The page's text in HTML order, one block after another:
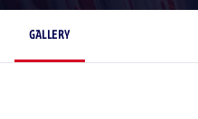
GALLERY